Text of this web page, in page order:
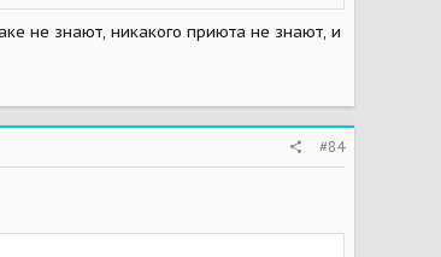
не знают, никакого приюта не знают, и
#84